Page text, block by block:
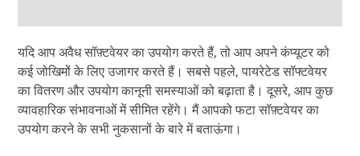
यदि आप अवैध सॉफ़्टवेयर का उपयोग करते हैं, तो आप अपने कंप्यूटर को
कई जोखिमों के लिए उजागर करते हैं। सबसे पहले, पायरेटेड सॉफ्टवेयर
का वितरण और उपयोग कानूनी समस्याओं को बढ़ाता है। दूसरे, आप कुछ
व्यावहारिक संभावनाओं में सीमित रहेंगे। मैं आपको फटा सॉफ़्टवेयर का
उपयोग करने के सभी नुकसानों के बारे में बताऊंगा।